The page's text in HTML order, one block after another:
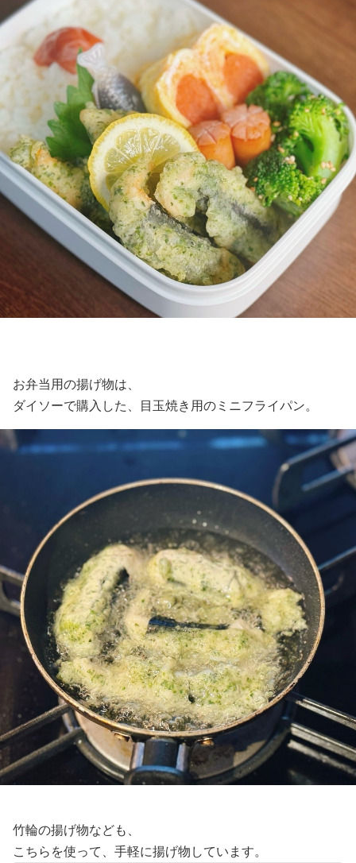
お弁当用の揚げ物は、
ダイソーで購入した、目玉焼き用のミニフライパン。
竹輪の揚げ物なども、
こちらを使って、手軽に揚げ物しています。